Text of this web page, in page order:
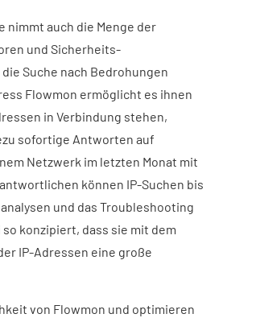
nimmt auch die Menge der
und Sicherheits-
Suche nach Bedrohungen
Flowmon ermöglicht es ihnen
in Verbindung stehen,
sofortige Antworten auf
Netzwerk im letzten Monat mit
können IP-Suchen bis
und das Troubleshooting
konzipiert, dass sie mit dem
IP-Adressen eine große
von Flowmon und optimieren